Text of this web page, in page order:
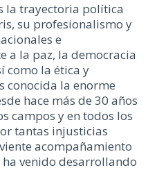
la trayectoria política
su profesionalismo y
e
a la paz, la democracia
como la ética y
conocida la enorme
hace más de 30 años
campos y en todos los
tantas injusticias
acompañamiento
venido desarrollando